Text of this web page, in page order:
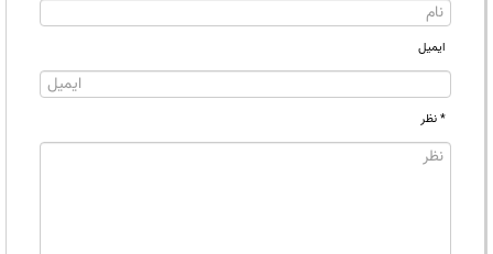
ایمیل
* نظر